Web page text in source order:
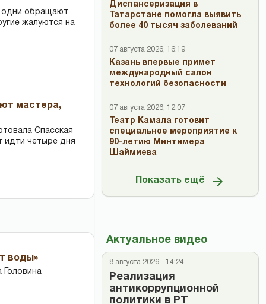
одни обращают
жалуются на
мастера,
Спасская
идти четыре дня
воды»
Диспансеризация в
Татарстане помогла выявить
более 40 тысяч заболеваний
07 августа 2026, 16:19
Казань впервые примет
международный салон
технологий безопасности
07 августа 2026, 12:07
Театр Камала готовит
специальное мероприятие к
90-летию Минтимера
Шаймиева
Показать ещё
Актуальное видео
8 августа 2026 - 14:24
Реализация
антикоррупционной
политики в РТ